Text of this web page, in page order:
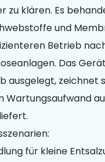
zu klären. Es
und
Betrieb
Das
ausgelegt, zeichnet
Wartungsaufwand
für kleine